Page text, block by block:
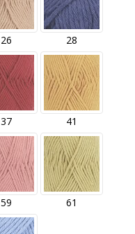
26 28
37 41
59 61